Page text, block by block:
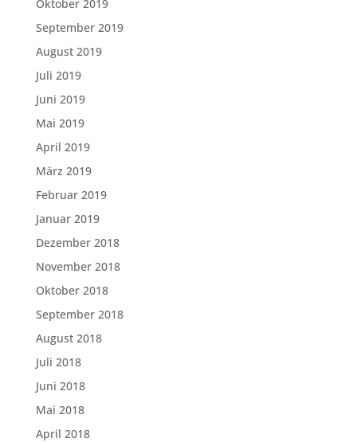
Oktober 2019
September 2019
August 2019
Juli 2019
Juni 2019
Mai 2019
April 2019
März 2019
Februar 2019
Januar 2019
Dezember 2018
November 2018
Oktober 2018
September 2018
August 2018
Juli 2018
Juni 2018
Mai 2018
April 2018